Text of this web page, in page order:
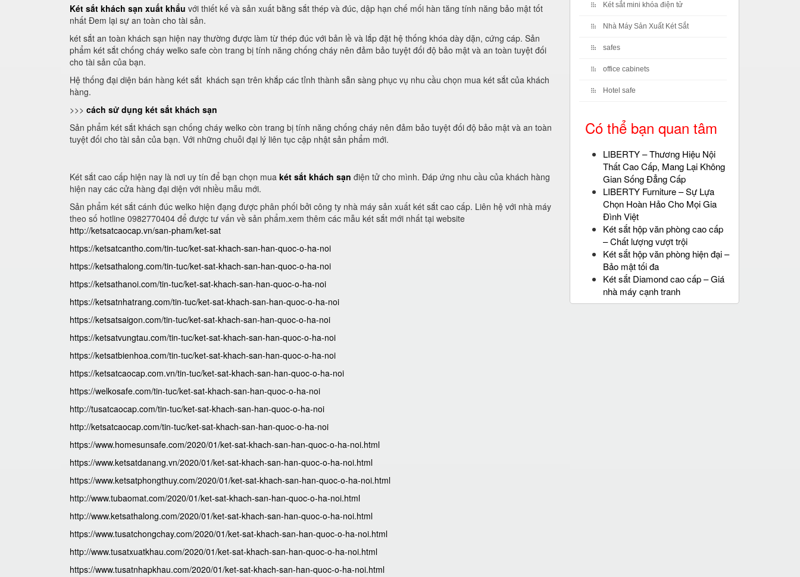
Két sắt khách sạn xuất khẩu với thiết kế và sản xuất bằng sắt thép và đúc, dập hạn chế mối hàn tăng tính năng bảo mật tốt
nhất Đem lại sự an toàn cho tài sản.
két sắt an toàn khách sạn hiện nay thường được làm từ thép đúc với bản lề và lắp đặt hệ thống khóa dày dặn, cứng cáp. Sản
phẩm két sắt chống cháy welko safe còn trang bị tính năng chống cháy nên đảm bảo tuyệt đối độ bảo mật và an toàn tuyệt đối
cho tài sản của bạn.
Hệ thống đại diện bán hàng két sắt khách sạn trên khắp các tỉnh thành sẵn sàng phục vụ nhu cầu chọn mua két sắt của khách
hàng.
>>> cách sử dụng két sắt khách sạn
Sản phẩm két sắt khách sạn chống cháy welko còn trang bị tính năng chống cháy nên đảm bảo tuyệt đối độ bảo mật và an toàn
tuyệt đối cho tài sản của bạn. Với những chuỗi đại lý liên tục cập nhật sản phẩm mới.
Két sắt cao cấp hiện nay là nơi uy tín để bạn chọn mua két sắt khách sạn điện tử cho mình. Đáp ứng nhu cầu của khách hàng
hiện nay các cửa hàng đại diện với nhiều mẫu mới.
Sản phẩm két sắt cánh đúc welko hiện đạng được phân phối bởi công ty nhà máy sản xuất két sắt cao cấp. Liên hệ với nhà máy
theo số hotline 0982770404 để được tư vấn về sản phẩm.xem thêm các mẫu két sắt mới nhất tại website
http://ketsatcaocap.vn/san-pham/ket-sat
https://ketsatcantho.com/tin-tuc/ket-sat-khach-san-han-quoc-o-ha-noi
https://ketsathalong.com/tin-tuc/ket-sat-khach-san-han-quoc-o-ha-noi
https://ketsathanoi.com/tin-tuc/ket-sat-khach-san-han-quoc-o-ha-noi
https://ketsatnhatrang.com/tin-tuc/ket-sat-khach-san-han-quoc-o-ha-noi
https://ketsatsaigon.com/tin-tuc/ket-sat-khach-san-han-quoc-o-ha-noi
https://ketsatvungtau.com/tin-tuc/ket-sat-khach-san-han-quoc-o-ha-noi
https://ketsatbienhoa.com/tin-tuc/ket-sat-khach-san-han-quoc-o-ha-noi
https://ketsatcaocap.com.vn/tin-tuc/ket-sat-khach-san-han-quoc-o-ha-noi
https://welkosafe.com/tin-tuc/ket-sat-khach-san-han-quoc-o-ha-noi
http://tusatcaocap.com/tin-tuc/ket-sat-khach-san-han-quoc-o-ha-noi
http://ketsatcaocap.com/tin-tuc/ket-sat-khach-san-han-quoc-o-ha-noi
https://www.homesunsafe.com/2020/01/ket-sat-khach-san-han-quoc-o-ha-noi.html
https://www.ketsatdanang.vn/2020/01/ket-sat-khach-san-han-quoc-o-ha-noi.html
https://www.ketsatphongthuy.com/2020/01/ket-sat-khach-san-han-quoc-o-ha-noi.html
http://www.tubaomat.com/2020/01/ket-sat-khach-san-han-quoc-o-ha-noi.html
http://www.ketsathalong.com/2020/01/ket-sat-khach-san-han-quoc-o-ha-noi.html
https://www.tusatchongchay.com/2020/01/ket-sat-khach-san-han-quoc-o-ha-noi.html
http://www.tusatxuatkhau.com/2020/01/ket-sat-khach-san-han-quoc-o-ha-noi.html
https://www.tusatnhapkhau.com/2020/01/ket-sat-khach-san-han-quoc-o-ha-noi.html
Két sắt mini khóa điện tử
Nhà Máy Sản Xuất Két Sắt
safes
office cabinets
Hotel safe
Có thể bạn quan tâm
LIBERTY – Thương Hiệu Nội
Thất Cao Cấp, Mang Lại Không
Gian Sống Đẳng Cấp
LIBERTY Furniture – Sự Lựa
Chọn Hoàn Hảo Cho Mọi Gia
Đình Việt
Két sắt hộp văn phòng cao cấp
– Chất lượng vượt trội
Két sắt hộp văn phòng hiện đại –
Bảo mật tối đa
Két sắt Diamond cao cấp – Giá
nhà máy cạnh tranh